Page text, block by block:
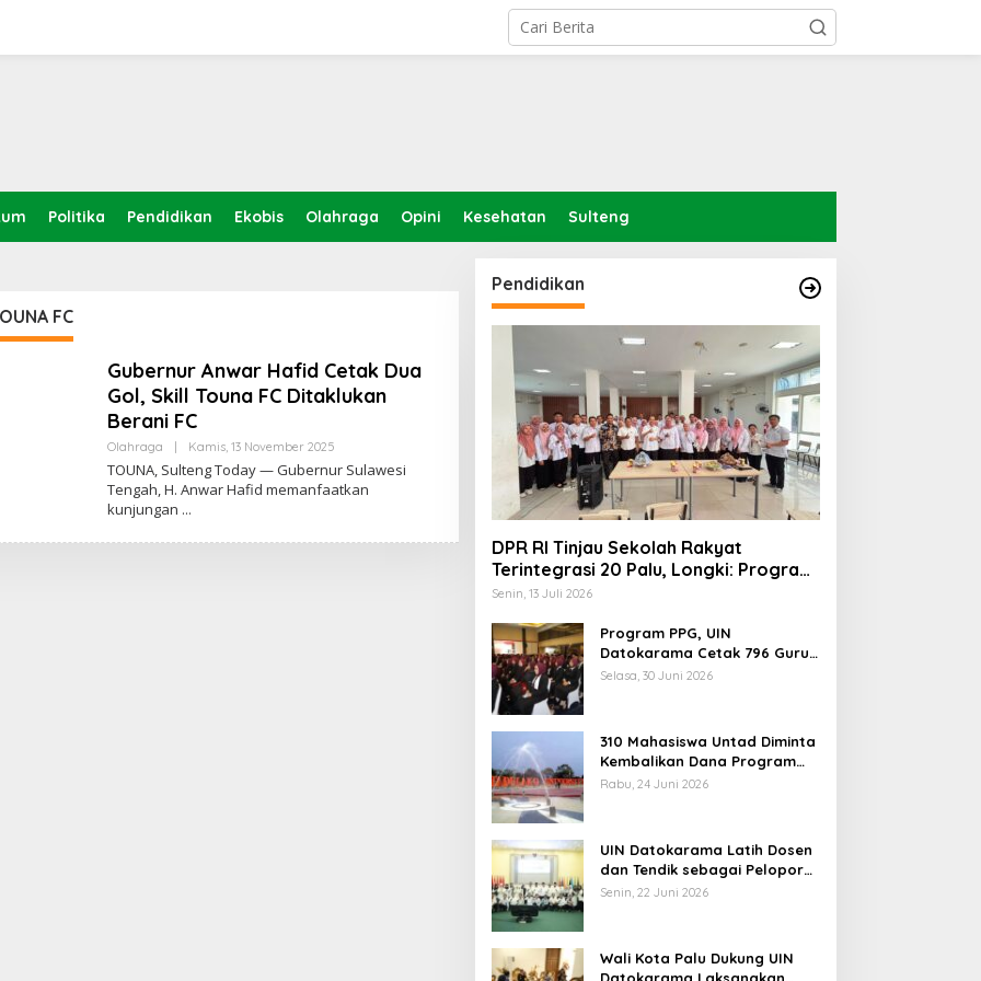
Politika Pendidikan Ekobis Olahraga Opini Kesehatan Sulteng
FC
Gubernur Anwar Hafid Cetak Dua
Gol, Skill Touna FC Ditaklukan
Berani FC
Olahraga Kamis, 13 November 2025Oleh
Today
TOUNA, Sulteng Today — Gubernur Sulawesi
Tengah, H. Anwar Hafid memanfaatkan
kunjungan
Pendidikan
DPR RI Tinjau Sekolah Rakyat
Terintegrasi 20 Palu, Longki: Program
Prabowo Angkat Martabat Anak
Senin, 13 Juli 2026
Program PPG, UIN
Datokarama Cetak 796 Guru
Profesional
Selasa, 30 Juni 2026
310 Mahasiswa Untad Diminta
Kembalikan Dana Program
Berani Cerdas, Kadisdik
Rabu, 24 Juni 2026
UIN Datokarama Latih Dosen
dan Tendik sebagai Pelopor
Moderasi Beragama
Senin, 22 Juni 2026
Wali Kota Palu Dukung UIN